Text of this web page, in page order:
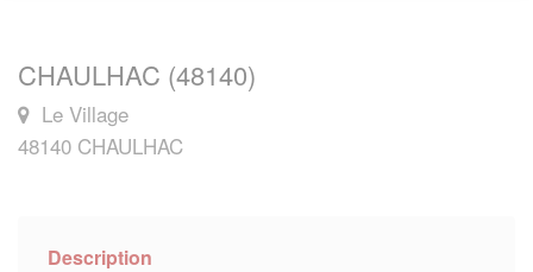
CHAULHAC (48140)
Le Village
48140 CHAULHAC
Description